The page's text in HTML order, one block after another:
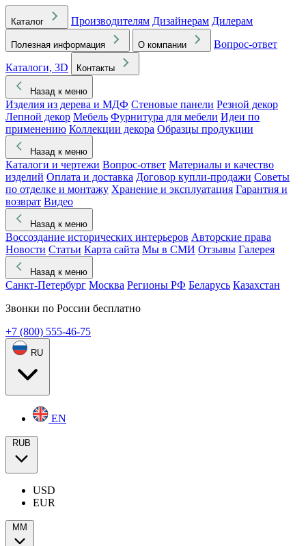
Каталог Производителям Дизайнерам Дилерам
Полезная информация О компании
Вопрос-ответ
Каталоги, 3D
Контакты
Назад к меню
Изделия из дерева и МДФ Стеновые панели Резной декор
Лепной декор Мебель Фурнитура для мебели Идеи по
применению Коллекции декора Образцы продукции
Назад к меню
Каталоги и чертежи Вопрос-ответ Материалы и качество
изделий Оплата и доставка Договор купли-продажи Советы
по отделке и монтажу Хранение и эксплуатация Гарантия и
возврат Видео
Назад к меню
Воссоздание исторических интерьеров Авторские права
Новости Статьи Карта сайта Мы в СМИ Отзывы Галерея
Назад к меню
Санкт-Петербург Москва Регионы РФ Беларусь Казахстан
Звонки по России бесплатно
+7 (800) 555-46-75
RU
EN
RUB
USD
EUR
ММ